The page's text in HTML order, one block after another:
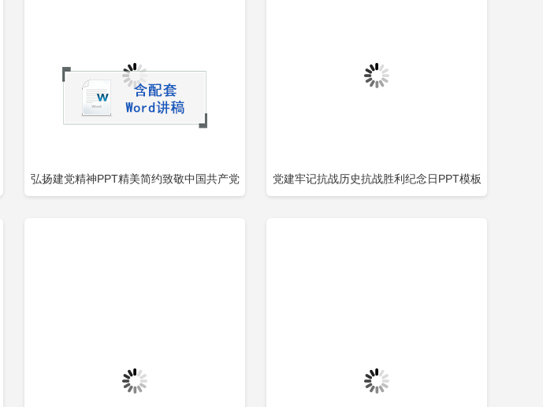
弘扬建党精神PPT精美简约致敬中国共产党 党建牢记抗战历史抗战胜利纪念日PPT模板
添加收藏 立即下载 添加收藏 立即下载